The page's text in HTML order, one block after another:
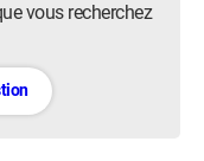
vous recherchez